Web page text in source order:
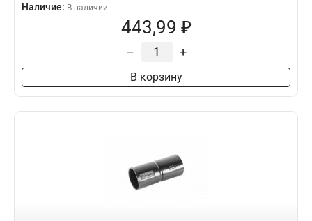
Наличие: В наличии
443,99 ₽
– +
В корзину